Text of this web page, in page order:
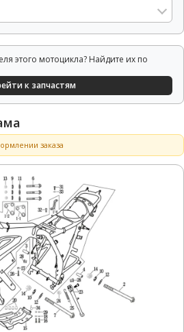
этого мотоцикла? Найдите их по
к запчастям
заказа